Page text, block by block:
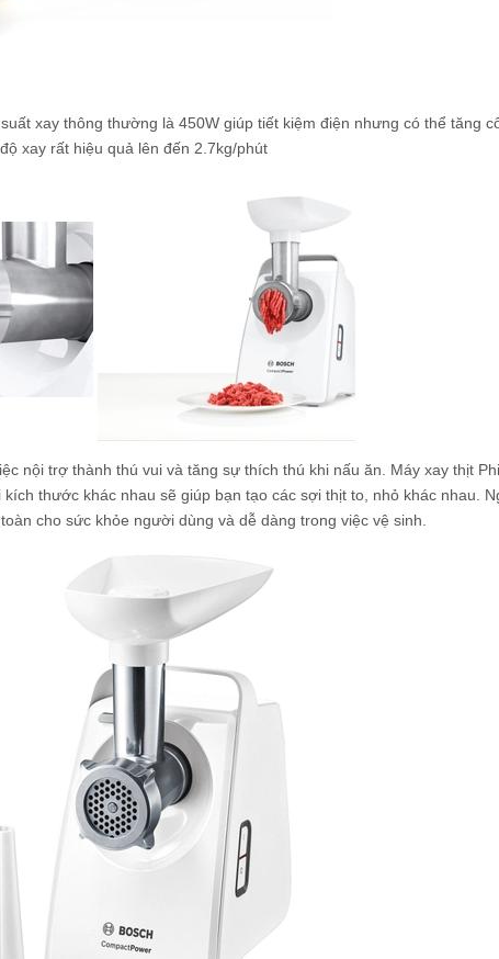
xay thông thường là 450W giúp tiết kiệm điện nhưng có thể tăng
xay rất hiệu quả lên đến 2.7kg/phút
nội trợ thành thú vui và tăng sự thích thú khi nấu ăn. Máy xay thịt
thước khác nhau sẽ giúp bạn tạo các sợi thịt to, nhỏ khác nhau.
cho sức khỏe người dùng và dễ dàng trong việc vệ sinh.